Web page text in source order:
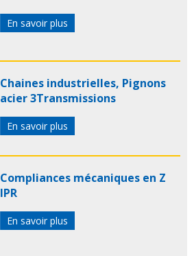
En savoir plus
Chaines industrielles, Pignons
acier 3Transmissions
En savoir plus
Compliances mécaniques en Z
IPR
En savoir plus